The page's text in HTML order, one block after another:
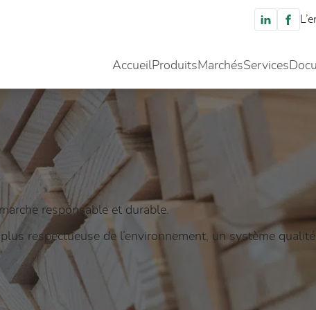
AccueilProduitsMarchésServices
responsable et durable.
respectueuse de l’environnement, un système